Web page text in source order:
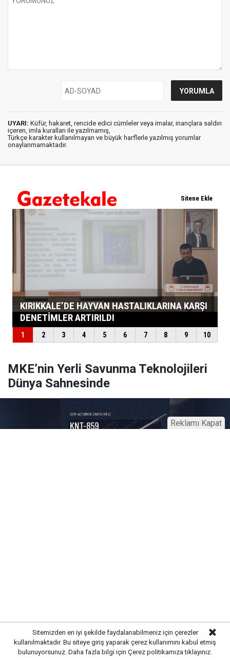
UYARI: Küfür, hakaret, rencide edici cümleler veya imalar, inançlara saldırı
içeren, imla kuralları ile yazılmamış,
Türkçe karakter kullanılmayan ve büyük harflerle yazılmış yorumlar
onaylanmamaktadır.
MKE’nin Yerli Savunma Teknolojileri
Dünya Sahnesinde
ve milli savunma ürünleriyle dikkat çekmeye devam
ediyor. Türk mühendislerinin imzasını taşıyan yeni
nesil sistemler, savunma sanayisinde Türkiye’nin
Sitemizden en iyi şekilde faydalanabilmeniz için çerezler
kullanılmaktadır. Bu siteye giriş yaparak çerez kullanımını kabul etmiş
bulunuyorsunuz. Daha fazla bilgi için Çerez politikamıza tıklayınız.
Reklamı Kapat